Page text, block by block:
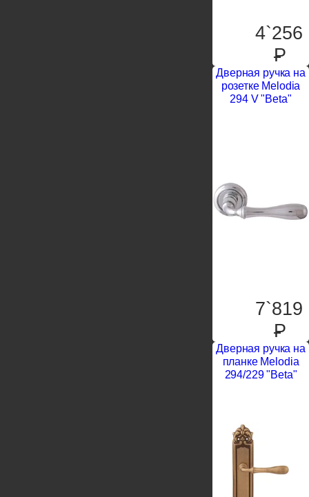
4`256
P
Дверная ручка на
розетке Melodia
294 V "Beta"
7`819
P
Дверная ручка на
планке Melodia
294/229 "Beta"